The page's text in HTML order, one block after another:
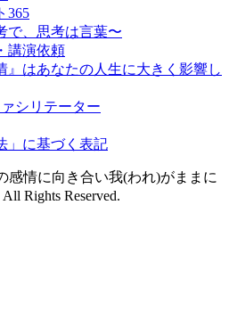
365
、思考は言葉〜
講演依頼
』はあなたの人生に大きく影響し
シリテーター
」に基づく表記
感情に向き合い我(われ)がままに
Rights Reserved.